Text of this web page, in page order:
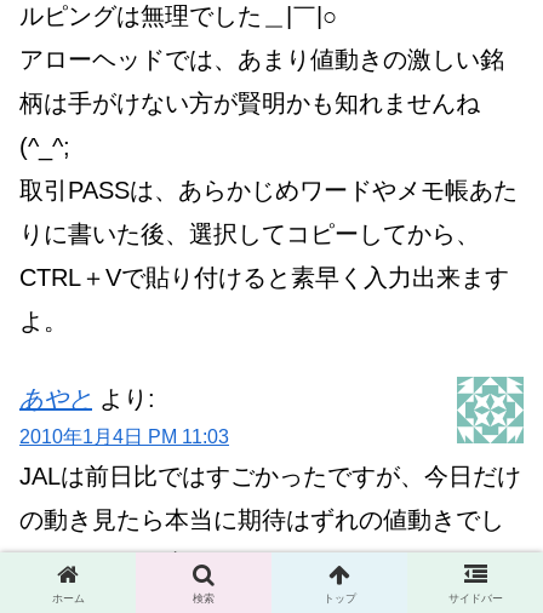
ルピングは無理でした＿|￣|○
アローヘッドでは、あまり値動きの激しい銘
柄は手がけない方が賢明かも知れませんね
(^_^;
取引PASSは、あらかじめワードやメモ帳あた
りに書いた後、選択してコピーしてから、
CTRL＋Vで貼り付けると素早く入力出来ます
よ。
あやと より:
2010年1月4日 PM 11:03
JALは前日比ではすごかったですが、今日だけ
の動き見たら本当に期待はずれの値動きでし
た。もっと乱高下するかと思っていましたか
ら！ホーム 検索 トップ サイドバー